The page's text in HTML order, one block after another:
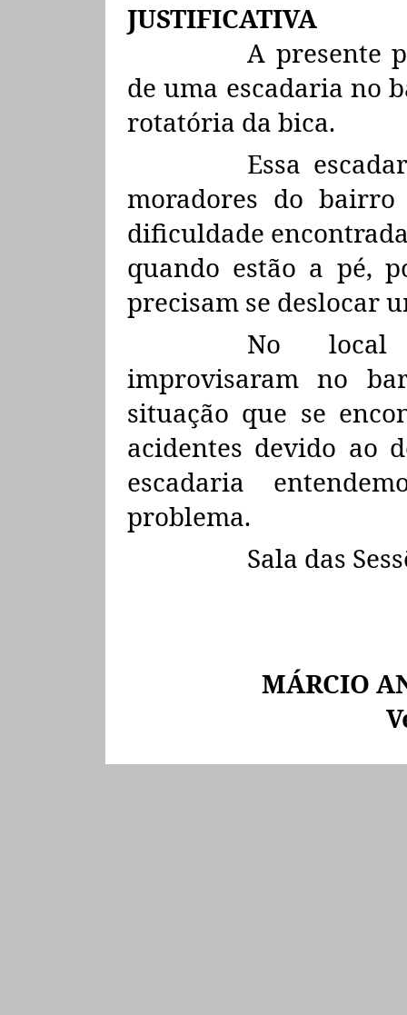
JUSTIFICATIVA
A presente
de uma escadaria no
rotatória da bica.
Essa
moradores do
dificuldade
quando estão a pé,
precisam se deslocar
No local
improvisaram no
situação que se
acidentes devido ao
escadaria
problema.
Sala das
MÁRCIO